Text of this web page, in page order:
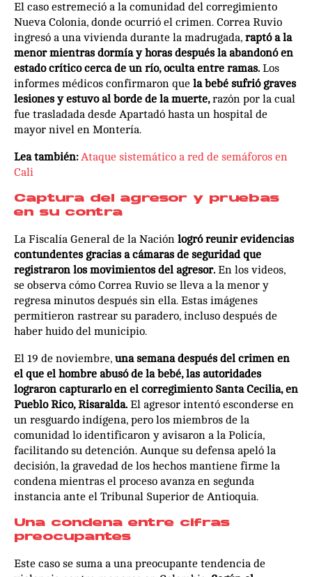
El caso estremeció a la comunidad del corregimiento
Nueva Colonia, donde ocurrió el crimen. Correa Ruvio
ingresó a una vivienda durante la madrugada, raptó a la
menor mientras dormía y horas después la abandonó en
estado crítico cerca de un río, oculta entre ramas. Los
informes médicos confirmaron que la bebé sufrió graves
lesiones y estuvo al borde de la muerte,razón por la cual
fue trasladada desde Apartadó hasta un hospital de
mayor nivel en Montería.
Lea también: Ataque sistemático a red de semáforos en
Cali
Captura del agresor y pruebas
en su contra
La Fiscalía General de la Nación logró reunir evidencias
contundentes gracias a cámaras de seguridad que
registraron los movimientos del agresor. En los videos,
se observa cómo Correa Ruvio se lleva a la menor y
regresa minutos después sin ella. Estas imágenes
permitieron rastrear su paradero, incluso después de
haber huido del municipio.
El 19 de noviembre, una semana después del crimen en
el que el hombre abusó de la bebé, las autoridades
lograron capturarlo en el corregimiento Santa Cecilia, en
Pueblo Rico, Risaralda. El agresor intentó esconderse en
un resguardo indígena, pero los miembros de la
comunidad lo identificaron y avisaron a la Policía,
facilitando su detención. Aunque su defensa apeló la
decisión, la gravedad de los hechos mantiene firme la
condena mientras el proceso avanza en segunda
instancia ante el Tribunal Superior de Antioquia.
Una condena entre cifras
preocupantes
Este caso se suma a una preocupante tendencia de